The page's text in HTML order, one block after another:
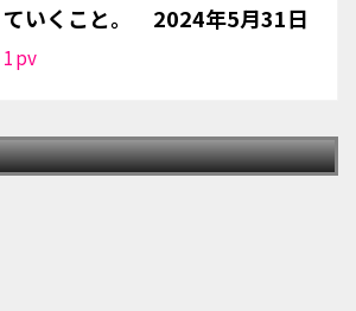
ていくこと。 2024年5月31日
1pv